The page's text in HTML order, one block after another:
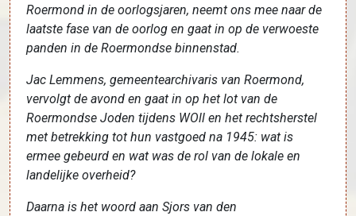
Roermond in de oorlogsjaren, neemt ons mee naar de
laatste fase van de oorlog en gaat in op de verwoeste
panden in de Roermondse binnenstad.
Jac Lemmens, gemeentearchivaris van Roermond,
vervolgt de avond en gaat in op het lot van de
Roermondse Joden tijdens WOll en het rechtsherstel
met betrekking tot hun vastgoed na 1945: wat is
ermee gebeurd en wat was de rol van de lokale en
landelijke overheid?
Daarna is het woord aan Sjors van den